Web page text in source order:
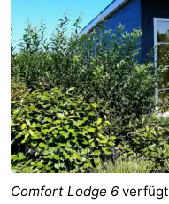
Comfort Lodge 6